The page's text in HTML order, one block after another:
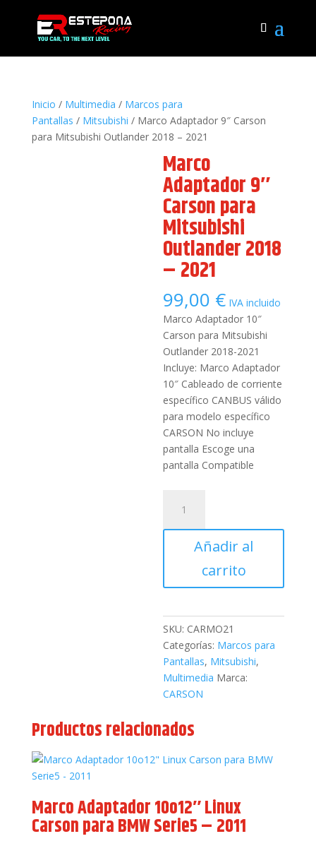
Inicio / Multimedia / Marcos para
Pantallas / Mitsubishi / Marco Adaptador 9″ Carson
para Mitsubishi Outlander 2018 – 2021
Marco
Adaptador 9″
Carson para
Mitsubishi
Outlander 2018
– 2021
99,00 € IVA incluido
Marco Adaptador 10″
Carson para Mitsubishi
Outlander 2018-2021
Incluye: Marco Adaptador
10″ Cableado de corriente
específico CANBUS válido
para modelo específico
CARSON No incluye
pantalla Escoge una
pantalla Compatible
Adaptador
9"
Carson
Mitsubishi
-
2021
cantidad
Añadir al
carrito
SKU: CARMO21
Categorías: Marcos para
Pantallas, Mitsubishi,
Multimedia Marca:
CARSON
Productos relacionados
Marco Adaptador 10o12″ Linux
Carson para BMW Serie5 – 2011